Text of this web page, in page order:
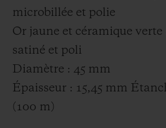
microbillée et polie
Or jaune et céramique verte
satiné et poli
Diamètre : 45 mm
Épaisseur : 15,45 mm
(100 m)